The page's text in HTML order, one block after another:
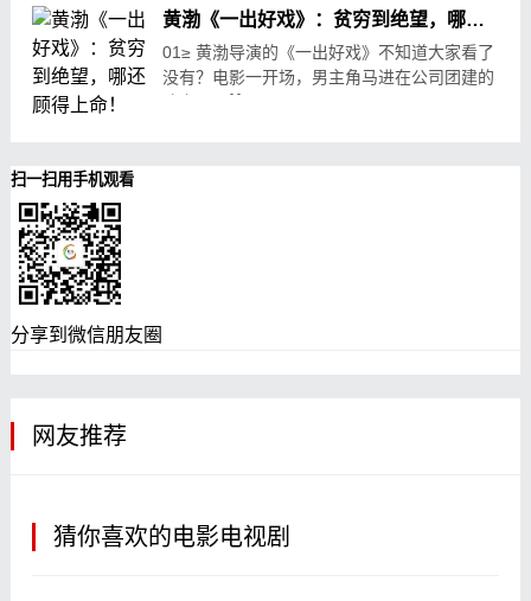
黄渤《一出好戏》：贫穷到绝望，哪还顾得上命！
01≥ 黄渤导演的《一出好戏》不知道大家看了
没有？电影一开场，男主角马进在公司团建的
扫一扫用手机观看
分享到微信朋友圈
网友推荐
猜你喜欢的电影电视剧